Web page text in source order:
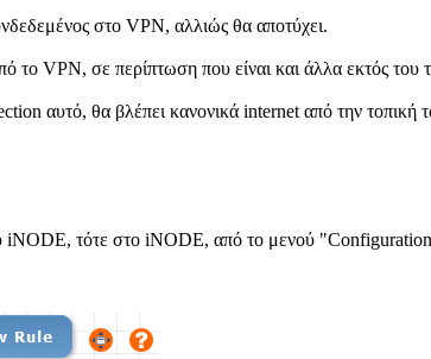
στο VPN, αλλιώς θα αποτύχει.
το VPN, σε περίπτωση που είναι και άλλα εκτός του
αυτό, θα βλέπει κανονικά internet από την
τότε στο iNODE, από το μενού